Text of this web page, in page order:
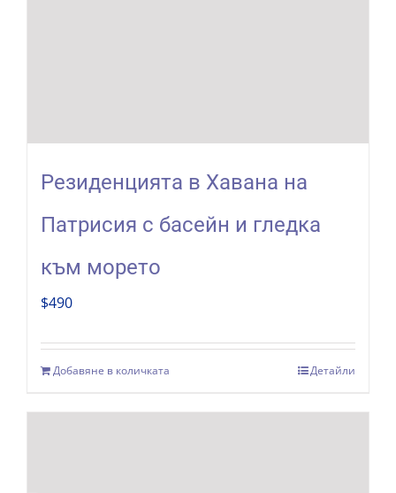
Резиденцията в Хавана на
Патрисия с басейн и гледка
към морето
$490
Добавяне в количката Детайли